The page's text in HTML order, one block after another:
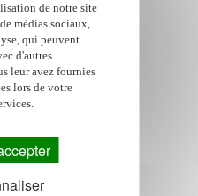
santé :
s'engager,
à la Réunion, ...
de notre site
médias sociaux,
qui peuvent
d'autres
leur avez fournies
lors de votre